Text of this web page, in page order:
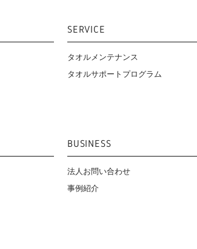
SERVICE
タオルメンテナンス
タオルサポートプログラム
BUSINESS
法人お問い合わせ
事例紹介